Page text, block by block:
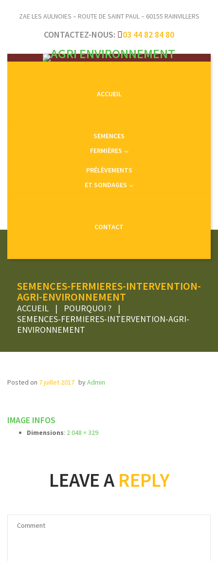
ZAE LES AULNOIES – ROUTE DE SAINT PAUL – 60155 RAINVILLERS
CONTACTEZ-NOUS: 03 44 82 84 80
ACCUEIL
SEMENCES
FERMIÈRES
PRÉLÈVEMENTS
ET SONDAGES
CONTACT
SEMENCES-FERMIERES-INTERVENTION-
AGRI-ENVIRONNEMENT
ACCUEIL | POURQUOI ?
|
SEMENCES-FERMIERES-INTERVENTION-AGRI-
ENVIRONNEMENT
Posted on 7 juillet 2017 byAdmin
IMAGE INFOS
Dimensions: 2 048 × 329
LEAVE A REPLY